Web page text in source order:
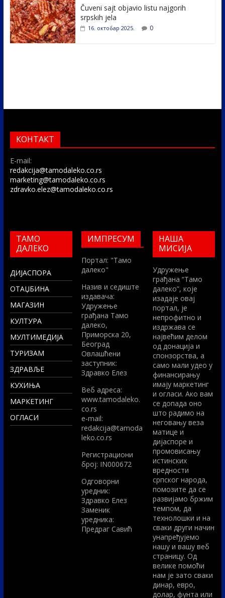
Čuveni sajt objavio listu najgorih
srpskih jela
16. октобар 2025. 0
КОНТАКТ
E-mail:
redakcija@tamodaleko.co.rs
marketing@tamodaleko.co.rs
zdravko.elez@tamodaleko.co.rs
ТАМО
ДАЛЕКО
ДИЈАСПОРА
ОТАЏБИНА
МАГАЗИН
КУЛТУРА
МУЛТИМЕДИЈА
ТУРИЗАМ
ЗДРАВЉЕ
КУХИЊА
МАРКЕТИНГ
ОГЛАСИ
ИМПРЕСУМ
Портал: "Тамо
далеко"
Назив и седиште
издавача:
Удружење
грађана Тамо
далеко,
Приморска 20,
Београд
Овлашћени
заступник:
Здравко Елез
Вeб адреса:
www.tamodaleko.
co.rs
e-mail:
redakcija@tamoda
leko.co.rs
Регистрациони
број: IN000672
Одговорни
уредник:
Здравко Елез
Заменик
уредника:
Предраг Савић
НАША
МИСИЈА
Удружење
грађана “Тамо
далеко”, које
изадаје овај
портал, је
непрофитно и
издржава се
највећим делом
од донација и
спонзорства, а
само мали удео у
финансирању
имају маркетинг
и огласи. Ако вам
се допада оно
што радимо на
неговању веза
матице и
дијаспоре и
промовисању
истинских
вредности
српског народа,
помозите да се
развијамо бржим
темпом, да
технолошки и на
сваки други начин
унапређујемо
нашу и вашу веб
страницу. Од
велике помоћи
нам је зато сваки
динар, евро,
долар, фунта или